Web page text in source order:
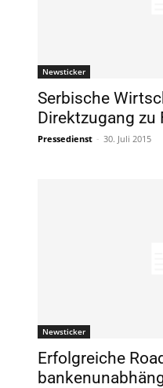
Newsticker
Serbische
Direktzugang zu
Pressedienst - 30. Juli 2015
Newsticker
Erfolgreiche